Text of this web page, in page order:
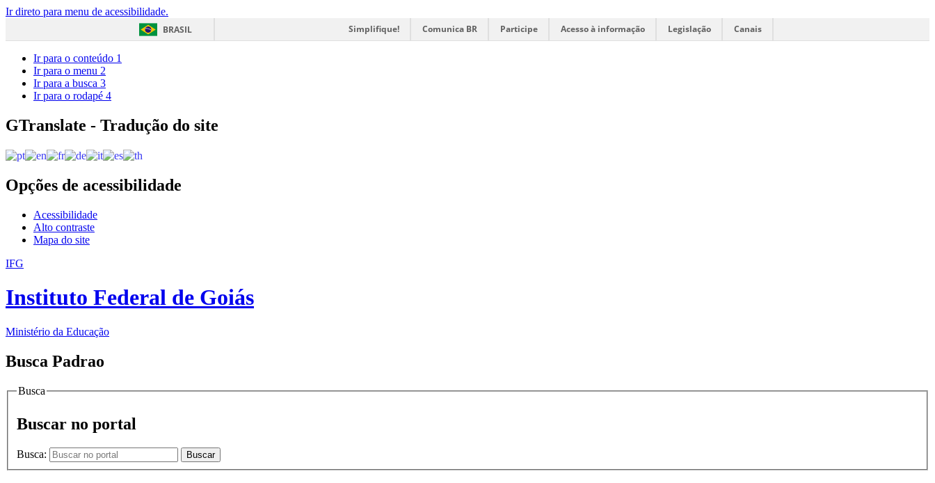
Ir direto para menu de acessibilidade.
BRASIL
Simplifique! Comunica BR Participe Acesso à informação Legislação Canais
Ir para o conteúdo 1
Ir para o menu 2
Ir para a busca 3
Ir para o rodapé 4
GTranslate - Tradução do site
Opções de acessibilidade
Acessibilidade
Alto contraste
Mapa do site
IFG
Instituto Federal de Goiás
Ministério da Educação
Busca Padrao
Busca
Buscar no portal
Busca: Buscar